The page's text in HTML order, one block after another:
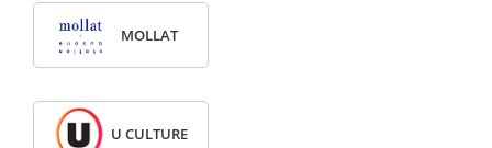
MOLLAT
U CULTURE